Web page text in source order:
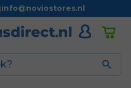
info@noviostores.nl
